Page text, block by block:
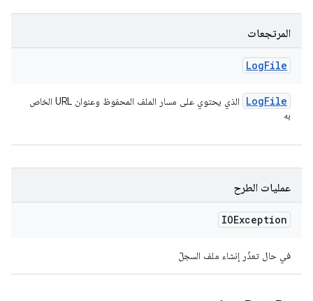
المرتجعات
LogFile
LogFile
الذي يحتوي على مسار الملف المحفوظ وعنوان URL الخاص
به
عمليات الطرح
IOException
في حال تعذّر إنشاء ملف السجلّ